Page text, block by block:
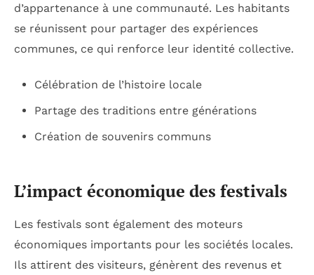
d’appartenance à une communauté. Les habitants
se réunissent pour partager des expériences
communes, ce qui renforce leur identité collective.
Célébration de l’histoire locale
Partage des traditions entre générations
Création de souvenirs communs
L’impact économique des festivals
Les festivals sont également des moteurs
économiques importants pour les sociétés locales.
Ils attirent des visiteurs, génèrent des revenus et